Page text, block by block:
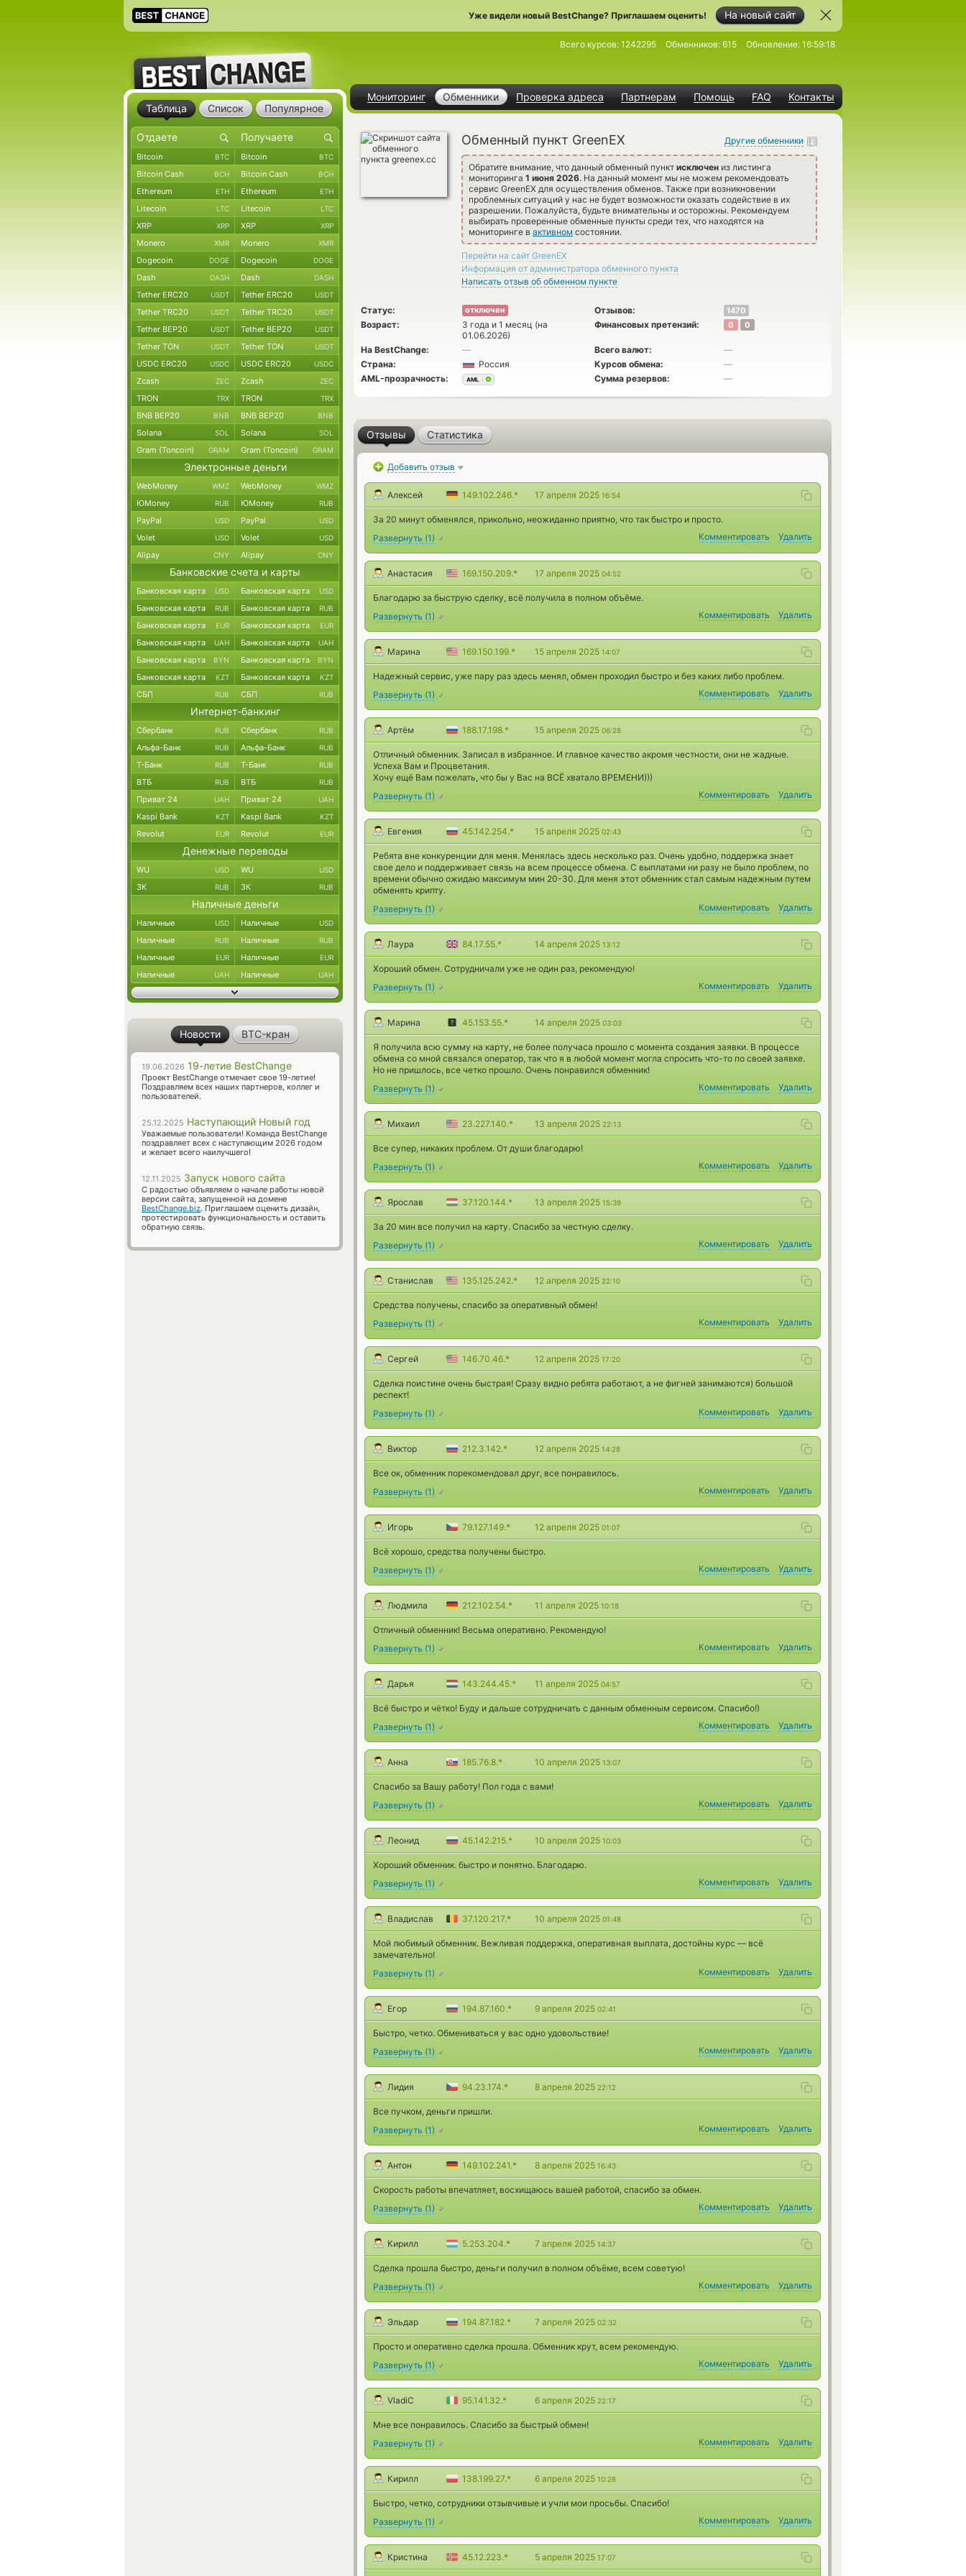
На новый сайт
Уже видели новый BestChange? Приглашаем оценить!
Мониторинг Обменники Проверка адреса Партнерам Помощь FAQ Контакты
Всего курсов: 1242295 Обменников: 615 Обновление: 16:59:18
Обменный пункт GreenEX
Обратите внимание, что данный обменный пункт исключен из листинга
мониторинга 1 июня 2026. На данный момент мы не можем рекомендовать
сервис GreenEX для осуществления обменов. Также при возникновении
проблемных ситуаций у нас не будет возможности оказать содействие в их
разрешении. Пожалуйста, будьте внимательны и осторожны. Рекомендуем
выбирать проверенные обменные пункты среди тех, что находятся на
мониторинге в активном состоянии.
Перейти на сайт GreenEX
Информация от администратора обменного пункта
Написать отзыв об обменном пункте
Другие обменники
Статус: отключен Отзывов: 1470
Возраст:
3 года и 1 месяц (на
01.06.2026)
Финансовых претензий: 0 0
На BestChange: — Всего валют:
—
Страна:
Россия Курсов обмена:
—
AML-прозрачность:
AML Сумма резервов: —
Отзывы Статистика
Добавить отзыв
Алексей 149.102.246.* 17 апреля 2025 16:54
За 20 минут обменялся, прикольно, неожиданно приятно, что так быстро и просто.
Развернуть (1) Комментировать Удалить
Анастасия 169.150.209.* 17 апреля 2025 04:52
Благодарю за быструю сделку, всё получила в полном объёме.
Развернуть (1) Комментировать Удалить
Марина 169.150.199.* 15 апреля 2025 14:07
Надежный сервис, уже пару раз здесь менял, обмен проходил быстро и без каких либо проблем.
Развернуть (1) Комментировать Удалить
Артём 188.17.198.* 15 апреля 2025 06:28
Отличный обменник. Записал в избранное. И главное качество акромя честности, они не жадные.
Успеха Вам и Процветания.
Хочу ещё Вам пожелать, что бы у Вас на ВСЁ хватало ВРЕМЕНИ)))
Развернуть (1) Комментировать Удалить
Евгения 45.142.254.* 15 апреля 2025 02:43
Ребята вне конкуренции для меня. Менялась здесь несколько раз. Очень удобно, поддержка знает
свое дело и поддерживает связь на всем процессе обмена. С выплатами ни разу не было проблем, по
времени обычно ожидаю максимум мин 20-30. Для меня этот обменник стал самым надежным путем
обменять крипту.
Развернуть (1) Комментировать Удалить
Лаура 84.17.55.* 14 апреля 2025 13:12
Хороший обмен. Сотрудничали уже не один раз, рекомендую!
Развернуть (1) Комментировать Удалить
Марина 45.153.55.* 14 апреля 2025 03:03
Я получила всю сумму на карту, не более получаса прошло с момента создания заявки. В процессе
обмена со мной связался оператор, так что я в любой момент могла спросить что-то по своей заявке.
Но не пришлось, все четко прошло. Очень понравился обменник!
Развернуть (1) Комментировать Удалить
Михаил 23.227.140.* 13 апреля 2025 22:13
Все супер, никаких проблем. От души благодарю!
Развернуть (1) Комментировать Удалить
Ярослав 37.120.144.* 13 апреля 2025 15:39
За 20 мин все получил на карту. Спасибо за честную сделку.
Развернуть (1) Комментировать Удалить
Станислав 135.125.242.* 12 апреля 2025 22:10
Средства получены, спасибо за оперативный обмен!
Развернуть (1) Комментировать Удалить
Сергей 146.70.46.* 12 апреля 2025 17:20
Сделка поистине очень быстрая! Сразу видно ребята работают, а не фигней занимаются) большой
респект!
Развернуть (1) Комментировать Удалить
Виктор 212.3.142.* 12 апреля 2025 14:28
Все ок, обменник порекомендовал друг, все понравилось.
Развернуть (1) Комментировать Удалить
Игорь 79.127.149.* 12 апреля 2025 01:07
Всё хорошо, средства получены быстро.
Развернуть (1) Комментировать Удалить
Людмила 212.102.54.* 11 апреля 2025 10:18
Отличный обменник! Весьма оперативно. Рекомендую!
Развернуть (1) Комментировать Удалить
Дарья 143.244.45.* 11 апреля 2025 04:57
Всё быстро и чётко! Буду и дальше сотрудничать с данным обменным сервисом. Спасибо!)
Развернуть (1) Комментировать Удалить
Анна 185.76.8.* 10 апреля 2025 13:07
Спасибо за Вашу работу! Пол года с вами!
Развернуть (1) Комментировать Удалить
Леонид 45.142.215.* 10 апреля 2025 10:03
Хороший обменник. быстро и понятно. Благодарю.
Развернуть (1) Комментировать Удалить
Владислав 37.120.217.* 10 апреля 2025 01:48
Мой любимый обменник. Вежливая поддержка, оперативная выплата, достойны курс — всё
замечательно!
Развернуть (1) Комментировать Удалить
Егор 194.87.160.* 9 апреля 2025 02:41
Быстро, четко. Обмениваться у вас одно удовольствие!
Развернуть (1) Комментировать Удалить
Лидия 94.23.174.* 8 апреля 2025 22:12
Все пучком, деньги пришли.
Развернуть (1) Комментировать Удалить
Антон 149.102.241.* 8 апреля 2025 16:43
Скорость работы впечатляет, восхищаюсь вашей работой, спасибо за обмен.
Развернуть (1) Комментировать Удалить
Кирилл 5.253.204.* 7 апреля 2025 14:37
Сделка прошла быстро, деньги получил в полном объёме, всем советую!
Развернуть (1) Комментировать Удалить
Эльдар 194.87.182.* 7 апреля 2025 02:32
Просто и оперативно сделка прошла. Обменник крут, всем рекомендую.
Развернуть (1) Комментировать Удалить
VladiС 95.141.32.* 6 апреля 2025 22:17
Мне все понравилось. Спасибо за быстрый обмен!
Развернуть (1) Комментировать Удалить
Кирилл 138.199.27.* 6 апреля 2025 10:26
Быстро, четко, сотрудники отзывчивые и учли мои просьбы. Спасибо!
Развернуть (1) Комментировать Удалить
Кристина 45.12.223.* 5 апреля 2025 17:07
Таблица Список Популярное
Bitcoin BTC Bitcoin BTC
Bitcoin Cash BCH Bitcoin Cash BCH
Ethereum ETH Ethereum ETH
Litecoin LTC Litecoin LTC
XRP XRP XRP XRP
Monero XMR Monero XMR
Dogecoin DOGE Dogecoin DOGE
Dash DASH Dash DASH
Tether ERC20 USDT Tether ERC20 USDT
Tether TRC20 USDT Tether TRC20 USDT
Tether BEP20 USDT Tether BEP20 USDT
Tether TON USDT Tether TON USDT
USDC ERC20 USDC USDC ERC20 USDC
Zcash ZEC Zcash ZEC
TRON TRX TRON TRX
BNB BEP20 BNB BNB BEP20 BNB
Solana SOL Solana SOL
Gram (Toncoin) GRAM Gram (Toncoin) GRAM
Электронные деньги
WebMoney WMZ WebMoney WMZ
ЮMoney RUB ЮMoney RUB
PayPal USD PayPal USD
Volet USD Volet USD
Alipay CNY Alipay CNY
Банковские счета и карты
Банковская карта USD Банковская карта USD
Банковская карта RUB Банковская карта RUB
Банковская карта EUR Банковская карта EUR
Банковская карта UAH Банковская карта UAH
Банковская карта BYN Банковская карта BYN
Банковская карта KZT Банковская карта KZT
СБП RUB СБП RUB
Интернет-банкинг
Сбербанк RUB Сбербанк RUB
Альфа-Банк RUB Альфа-Банк RUB
Т-Банк RUB Т-Банк RUB
ВТБ RUB ВТБ RUB
Приват 24 UAH Приват 24 UAH
Kaspi Bank KZT Kaspi Bank KZT
Revolut EUR Revolut EUR
Денежные переводы
WU USD WU USD
ЗК RUB ЗК RUB
Наличные деньги
Наличные USD Наличные USD
Наличные RUB Наличные RUB
Наличные EUR Наличные EUR
Наличные UAH Наличные UAH
Новости BTC-кран
19.06.2026 19-летие BestChange
Проект BestChange отмечает свое 19-летие!
Поздравляем всех наших партнеров, коллег и
пользователей.
25.12.2025 Наступающий Новый год
Уважаемые пользователи! Команда BestChange
поздравляет всех с наступающим 2026 годом
и желает всего наилучшего!
12.11.2025 Запуск нового сайта
С радостью объявляем о начале работы новой
версии сайта, запущенной на домене
BestChange.biz. Приглашаем оценить дизайн,
протестировать функциональность и оставить
обратную связь.